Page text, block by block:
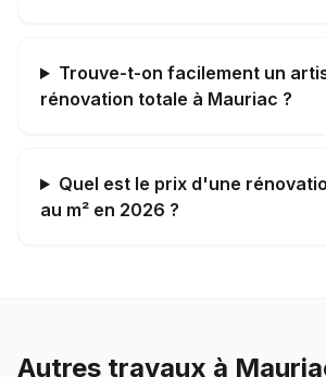
Trouve-t-on facilement un
rénovation totale à Mauriac ?
Quel est le prix d'une
au m² en 2026 ?
Autres travaux à